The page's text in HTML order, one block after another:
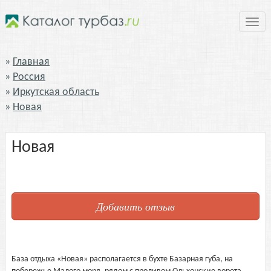
Главная
Россия
Иркутская область
Новая
Новая
Добавить отзыв
База отдыха «Новая» располагается в бухте Базарная губа, на